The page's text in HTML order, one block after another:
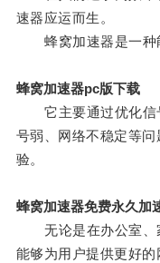
速器应运而生。
蜂窝加速器是一种
蜂窝加速器pc版下载
它主要通过优化信
号弱、网络不稳定等
验。
蜂窝加速器免费永久加
无论是在办公室、
能够为用户提供更好的